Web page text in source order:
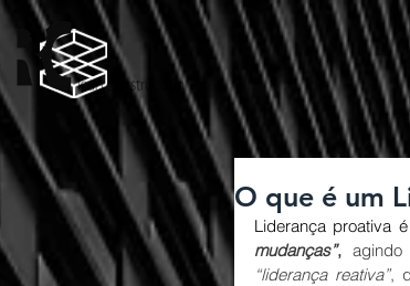
O que é um
Liderança proativa
mudanças”,
“liderança reativa”,